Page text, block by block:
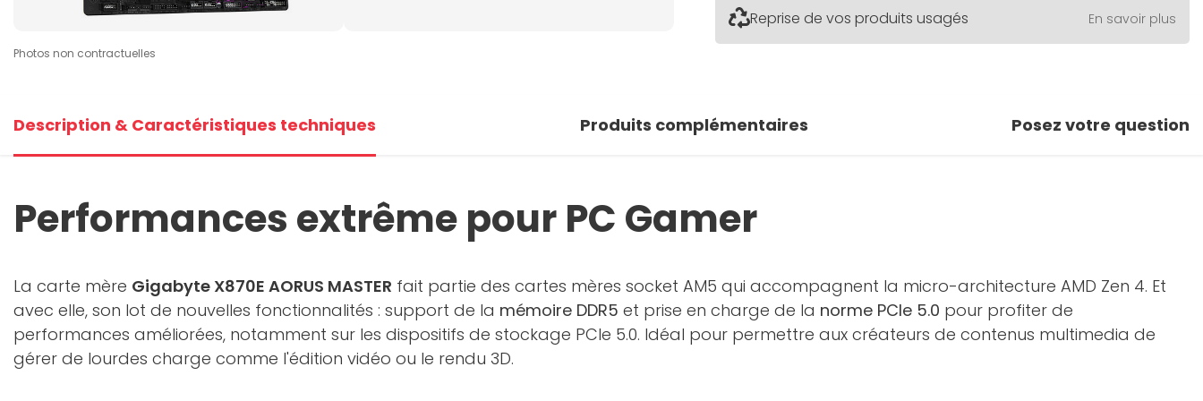
Photos non contractuelles
Reprise de vos produits usagés En savoir plus
Description & Caractéristiques techniques Produits complémentaires Posez votre question
Performances extrême pour PC Gamer
La carte mère Gigabyte X870E AORUS MASTER fait partie des cartes mères socket AM5 qui accompagnent la micro-architecture AMD Zen 4. Et
avec elle, son lot de nouvelles fonctionnalités : support de la mémoire DDR5 et prise en charge de la norme PCIe 5.0 pour profiter de
performances améliorées, notamment sur les dispositifs de stockage PCIe 5.0. Idéal pour permettre aux créateurs de contenus multimedia de
gérer de lourdes charge comme l'édition vidéo ou le rendu 3D.